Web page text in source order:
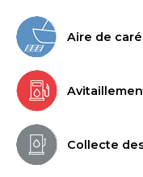
Aire de
Collecte